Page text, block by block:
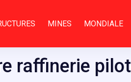
MINES MONDIALE
raffinerie